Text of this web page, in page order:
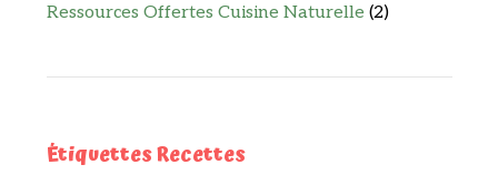
Ressources Offertes Cuisine Naturelle (2)
Étiquettes Recettes